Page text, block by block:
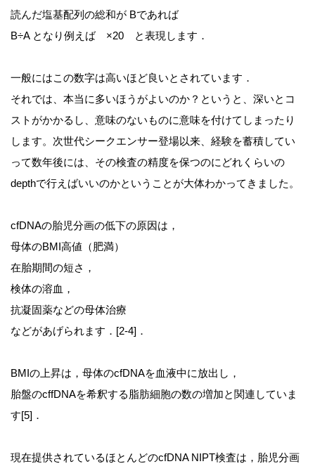
読んだ塩基配列の総和が Bであれば
B÷A となり例えば ×20 と表現します．
一般にはこの数字は高いほど良いとされています．
それでは、本当に多いほうがよいのか？というと、深いとコ
ストがかかるし、意味のないものに意味を付けてしまったり
します。次世代シークエンサー登場以来、経験を蓄積してい
って数年後には、その検査の精度を保つのにどれくらいの
depthで行えばいいのかということが大体わかってきました。
cfDNAの胎児分画の低下の原因は，
母体のBMI高値（肥満）
在胎期間の短さ，
検体の溶血，
抗凝固薬などの母体治療
などがあげられます．[2-4]．
BMIの上昇は，母体のcfDNAを血液中に放出し，
胎盤のcffDNAを希釈する脂肪細胞の数の増加と関連していま
す[5]．
現在提供されているほとんどのcfDNA NIPT検査は，胎児分画